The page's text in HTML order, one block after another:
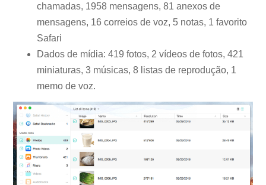
chamadas, 1958 mensagens, 81 anexos de
mensagens, 16 correios de voz, 5 notas, 1 favorito
Safari
Dados de mídia: 419 fotos, 2 vídeos de fotos, 421
miniaturas, 3 músicas, 8 listas de reprodução, 1
memo de voz.